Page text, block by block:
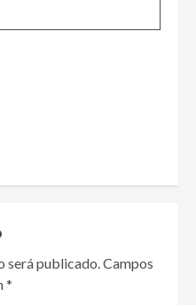
será publicado.Campos
*